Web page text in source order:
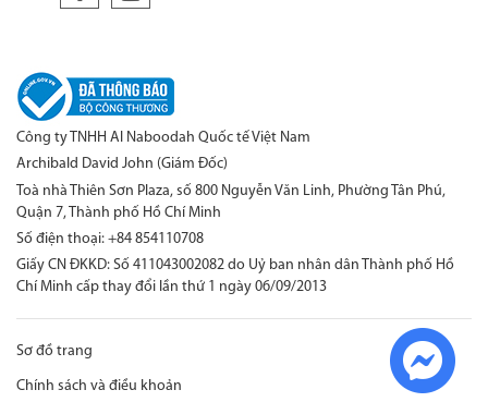
Công ty TNHH Al Naboodah Quốc tế Việt Nam
Archibald David John (Giám Đốc)
Toà nhà Thiên Sơn Plaza, số 800 Nguyễn Văn Linh, Phường Tân Phú,
Quận 7, Thành phố Hồ Chí Minh
Số điện thoại: +84 854110708
Giấy CN ĐKKD: Số 411043002082 do Uỷ ban nhân dân Thành phố Hồ
Chí Minh cấp thay đổi lần thứ 1 ngày 06/09/2013
Sơ đồ trang
Chính sách và điều khoản